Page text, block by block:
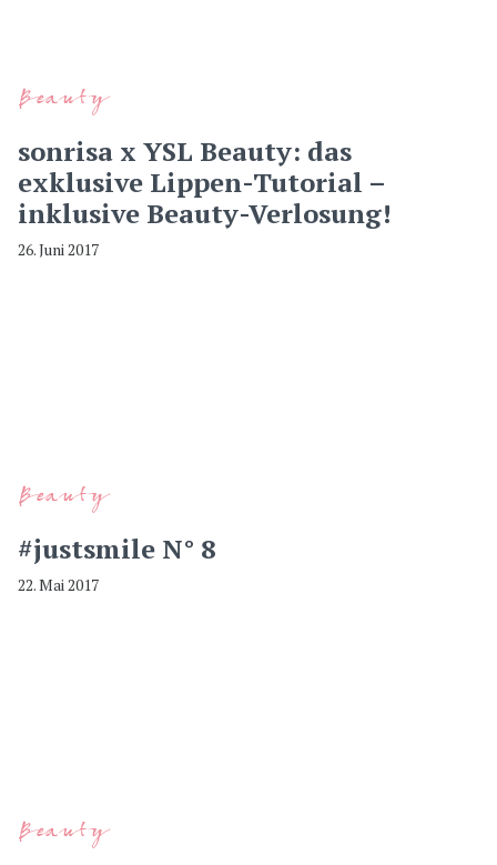
Beauty
sonrisa x YSL Beauty: das
exklusive Lippen-Tutorial –
inklusive Beauty-Verlosung!
26. Juni 2017
Beauty
#justsmile N° 8
22. Mai 2017
Beauty